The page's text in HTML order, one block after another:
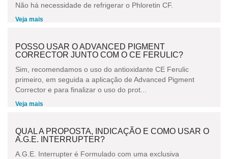
Não há necessidade de refrigerar o Phloretin CF.
Veja mais
POSSO USAR O ADVANCED PIGMENT
CORRECTOR JUNTO COM O CE FERULIC?
Sim, recomendamos o uso do antioxidante CE Ferulic
primeiro, em seguida a aplicação de Advanced Pigment
Corrector e para finalizar o uso do prot...
Veja mais
QUAL A PROPOSTA, INDICAÇÃO E COMO USAR O
A.G.E. INTERRUPTER?
A.G.E. Interrupter é Formulado com uma exclusiva